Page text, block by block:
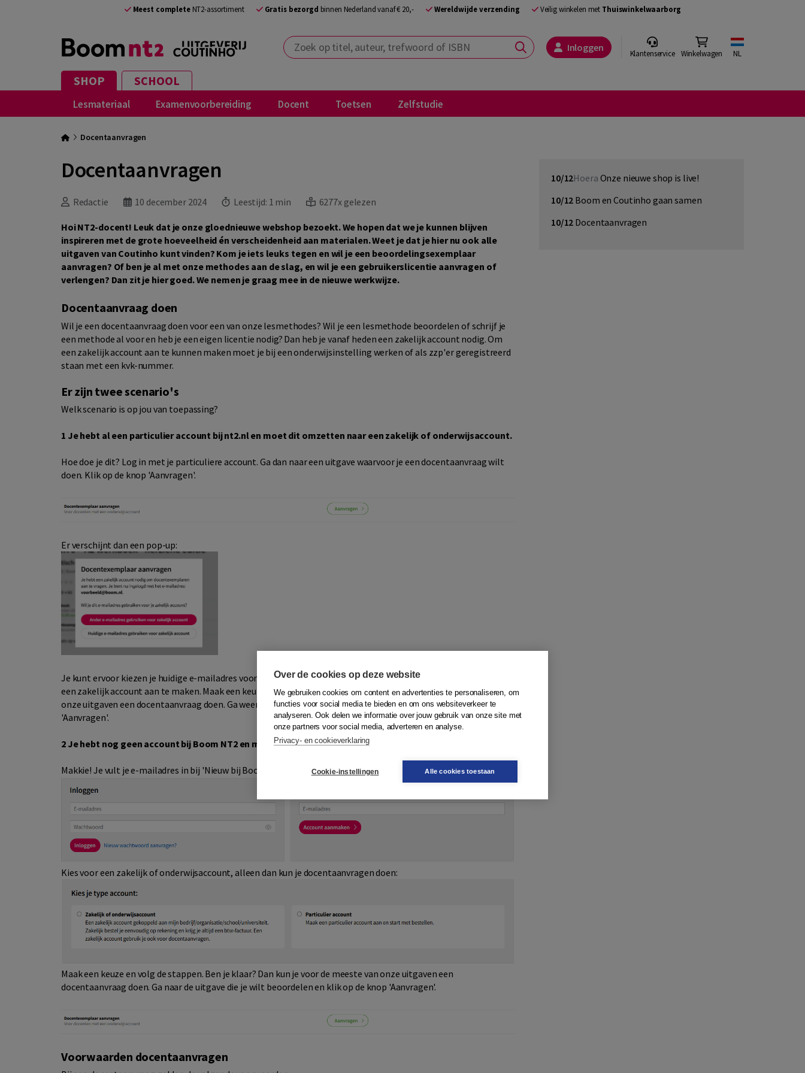
Meest completeNT2-assortiment Gratis bezorgd binnen Nederland vanaf € 20,- Wereldwijde verzending Veilig winkelen met Thuiswinkelwaarborg
Zoek op titel, auteur, trefwoord of ISBN Inloggen Klantenservice Winkelwagen NL
SHOP SCHOOL
Lesmateriaal Examenvoorbereiding Docent Toetsen Zelfstudie
Docentaanvragen
Docentaanvragen
Redactie 10 december 2024 Leestijd: 1 min 6277x gelezen
Hoi NT2-docent! Leuk dat je onze gloednieuwe webshop bezoekt. We hopen dat we je kunnen blijven
inspireren met de grote hoeveelheid én verscheidenheid aan materialen. Weet je dat je hier nu ook alle
uitgaven van Coutinho kunt vinden? Kom je iets leuks tegen en wil je een beoordelingsexemplaar
aanvragen? Of ben je al met onze methodes aan de slag, en wil je een gebruikerslicentie aanvragen of
verlengen? Dan zit je hier goed. We nemen je graag mee in de nieuwe werkwijze.
Docentaanvraag doen
Wil je een docentaanvraag doen voor een van onze lesmethodes? Wil je een lesmethode beoordelen of schrijf je
een methode al voor en heb je een eigen licentie nodig? Dan heb je vanaf heden een zakelijk account nodig. Om
een zakelijk account aan te kunnen maken moet je bij een onderwijsinstelling werken of als zzp'er geregistreerd
staan met een kvk-nummer.
Er zijn twee scenario's
Welk scenario is op jou van toepassing?
1 Je hebt al een particulier account bij nt2.nl en moet dit omzetten naar een zakelijk of onderwijsaccount.
Hoe doe je dit? Log in met je particuliere account. Ga dan naar een uitgave waarvoor je een docentaanvraag wilt
doen. Klik op de knop 'Aanvragen'.
Er verschijnt dan een pop-up:
Je kunt ervoor kiezen je huidige e-mailadres voor je zakelijke account te gebruiken of met een ander e-mailadres
een zakelijk account aan te maken. Maak een keuze en volg de stappen. Ben je klaar? Dan kun je voor veel van
onze uitgaven een docentaanvraag doen. Ga weer naar de uitgave die je wilt beoordelen en klik weer op de knop
'Aanvragen'.
2 Je hebt nog geen account bij Boom NT2 en maakt direct een zakelijk of onderwijsaccount aan.
Makkie! Je vult je e-mailadres in bij 'Nieuw bij Boom' en volgt de stappen.
Kies voor een zakelijk of onderwijsaccount, alleen dan kun je docentaanvragen doen:
Maak een keuze en volg de stappen. Ben je klaar? Dan kun je voor de meeste van onze uitgaven een
docentaanvraag doen. Ga naar de uitgave die je wilt beoordelen en klik op de knop 'Aanvragen'.
Voorwaarden docentaanvragen
10/12Hoera Onze nieuwe shop is live!
10/12 Boom en Coutinho gaan samen
10/12 Docentaanvragen
Over de cookies op deze website
We gebruiken cookies om content en advertenties te personaliseren, om
functies voor social media te bieden en om ons websiteverkeer te
analyseren. Ook delen we informatie over jouw gebruik van onze site met
onze partners voor social media, adverteren en analyse.
Privacy- en cookieverklaring
Cookie-instellingen Alle cookies toestaan